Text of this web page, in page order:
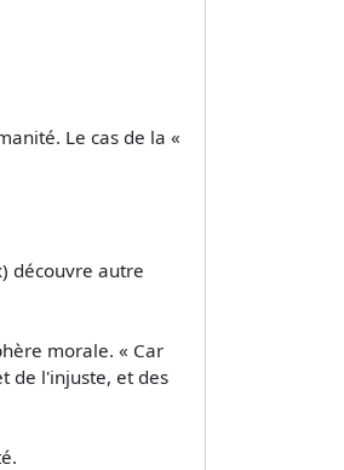
Le cas de la «
découvre autre
morale. « Car
de l'injuste, et des